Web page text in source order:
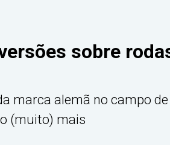
sobre
marca alemã no campo
(muito) mais